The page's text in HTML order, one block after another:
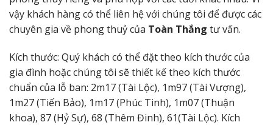
vậy khách hàng có thể liên hệ với chúng tôi để được các
chuyên gia về phong thuỷ của Toàn Thắng tư vấn.
Kích thước: Quý khách có thể đặt theo kích thước của
gia đình hoặc chúng tôi sẽ thiết kế theo kích thước
chuẩn của lỗ ban: 2m17 (Tài Lộc), 1m97 (Tài Vượng),
1m27 (Tiến Bảo), 1m17 (Phúc Tinh), 1m07 (Thuận
khoa), 87 (Hỷ Sự), 68 (Thêm Đinh), 61(Tài Lộc). Kích